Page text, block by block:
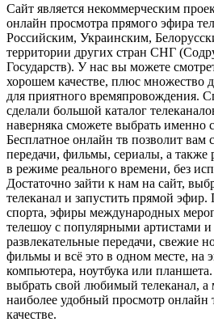
Сайт является некоммерческим
онлайн просмотра прямого эфира
Российским, Украинским,
территории других стран СНГ
Государств). У нас вы можете
хорошем качестве, плюс множество
для приятного времяпровождения.
сделали большой каталог
наверняка сможете выбрать именно
Бесплатное онлайн тв позволит
передачи, фильмы, сериалы, а также
в режиме реального времени, без
Достаточно зайти к нам на сайт,
телеканал и запустить прямой
спорта, эфиры международных
телешоу с популярными артистами
развлекательные передачи, свежие
фильмы и всё это в одном месте, на
компьютера, ноутбука или
выбрать свой любимый телеканал,
наиболее удобный просмотр
качестве.